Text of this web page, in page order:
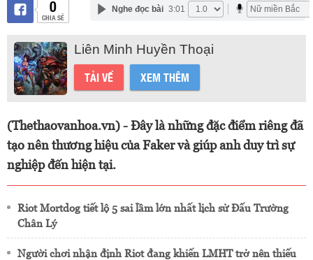
0
CHIA SẺ
Nghe đọc bài 3:01
Liên Minh Huyền Thoại
TẢI VỀ XEM THÊM
(Thethaovanhoa.vn) - Đây là những đặc điểm riêng đã
tạo nên thương hiệu của Faker và giúp anh duy trì sự
nghiệp đến hiện tại.
Riot Mortdog tiết lộ 5 sai lầm lớn nhất lịch sử Đấu Trường
Chân Lý
Người chơi nhận định Riot đang khiến LMHT trở nên thiếu